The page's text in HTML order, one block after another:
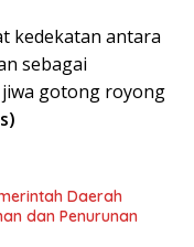
kedekatan antara
sebagai
gotong royong
Daerah
dan Penurunan